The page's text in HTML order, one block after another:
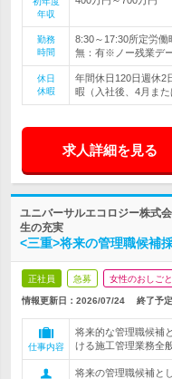
年収
勤務
時間
8:30～17:30所定労
無：有※ノー残業デ
休日
休暇
年間休日120日週休2
暇（入社後、4月ま
求人詳細を見る
ユニバーサルエコロジー株
生の充実
<三重>将来の管理職候補
正社員 急募 女性のおしご
情報更新日：2026/07/24 終了予定
仕事内容
将来的な管理職候補
ける施工管理業務全
将来の管理職候補と